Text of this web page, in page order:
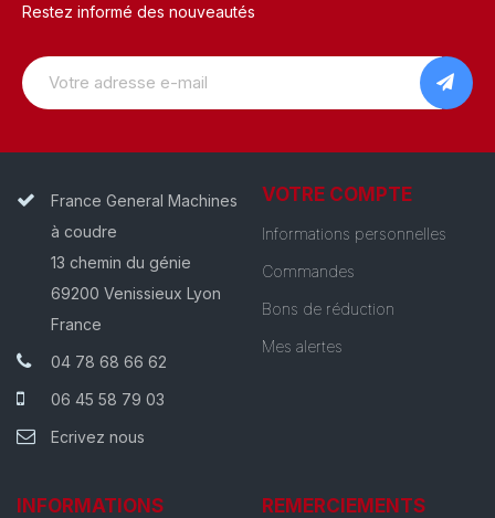
Restez informé des nouveautés
France General Machines
à coudre
13 chemin du génie
69200 Venissieux Lyon
France
04 78 68 66 62
06 45 58 79 03
Ecrivez nous
VOTRE COMPTE
Informations personnelles
Commandes
Bons de réduction
Mes alertes
INFORMATIONS
REMERCIEMENTS